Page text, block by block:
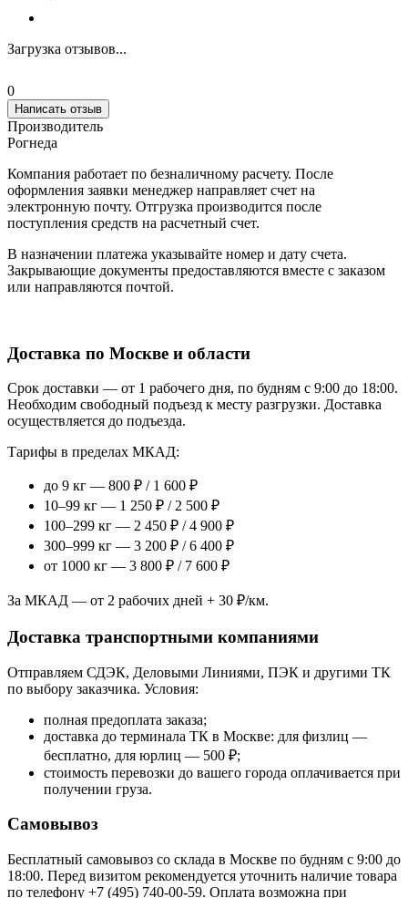
Загрузка отзывов...
0
Написать отзыв
Производитель
Рогнеда
Компания работает по безналичному расчету. После
оформления заявки менеджер направляет счет на
электронную почту. Отгрузка производится после
поступления средств на расчетный счет.
В назначении платежа указывайте номер и дату счета.
Закрывающие документы предоставляются вместе с заказом
или направляются почтой.
Доставка по Москве и области
Срок доставки — от 1 рабочего дня, по будням с 9:00 до 18:00.
Необходим свободный подъезд к месту разгрузки. Доставка
осуществляется до подъезда.
Тарифы в пределах МКАД:
до 9 кг — 800 ₽ / 1 600 ₽
10–99 кг — 1 250 ₽ / 2 500 ₽
100–299 кг — 2 450 ₽ / 4 900 ₽
300–999 кг — 3 200 ₽ / 6 400 ₽
от 1000 кг — 3 800 ₽ / 7 600 ₽
За МКАД — от 2 рабочих дней + 30 ₽/км.
Доставка транспортными компаниями
Отправляем СДЭК, Деловыми Линиями, ПЭК и другими ТК
по выбору заказчика. Условия:
полная предоплата заказа;
доставка до терминала ТК в Москве: для физлиц —
бесплатно, для юрлиц — 500 ₽;
стоимость перевозки до вашего города оплачивается при
получении груза.
Самовывоз
Бесплатный самовывоз со склада в Москве по будням с 9:00 до
18:00. Перед визитом рекомендуется уточнить наличие товара
по телефону +7 (495) 740-00-59. Оплата возможна при